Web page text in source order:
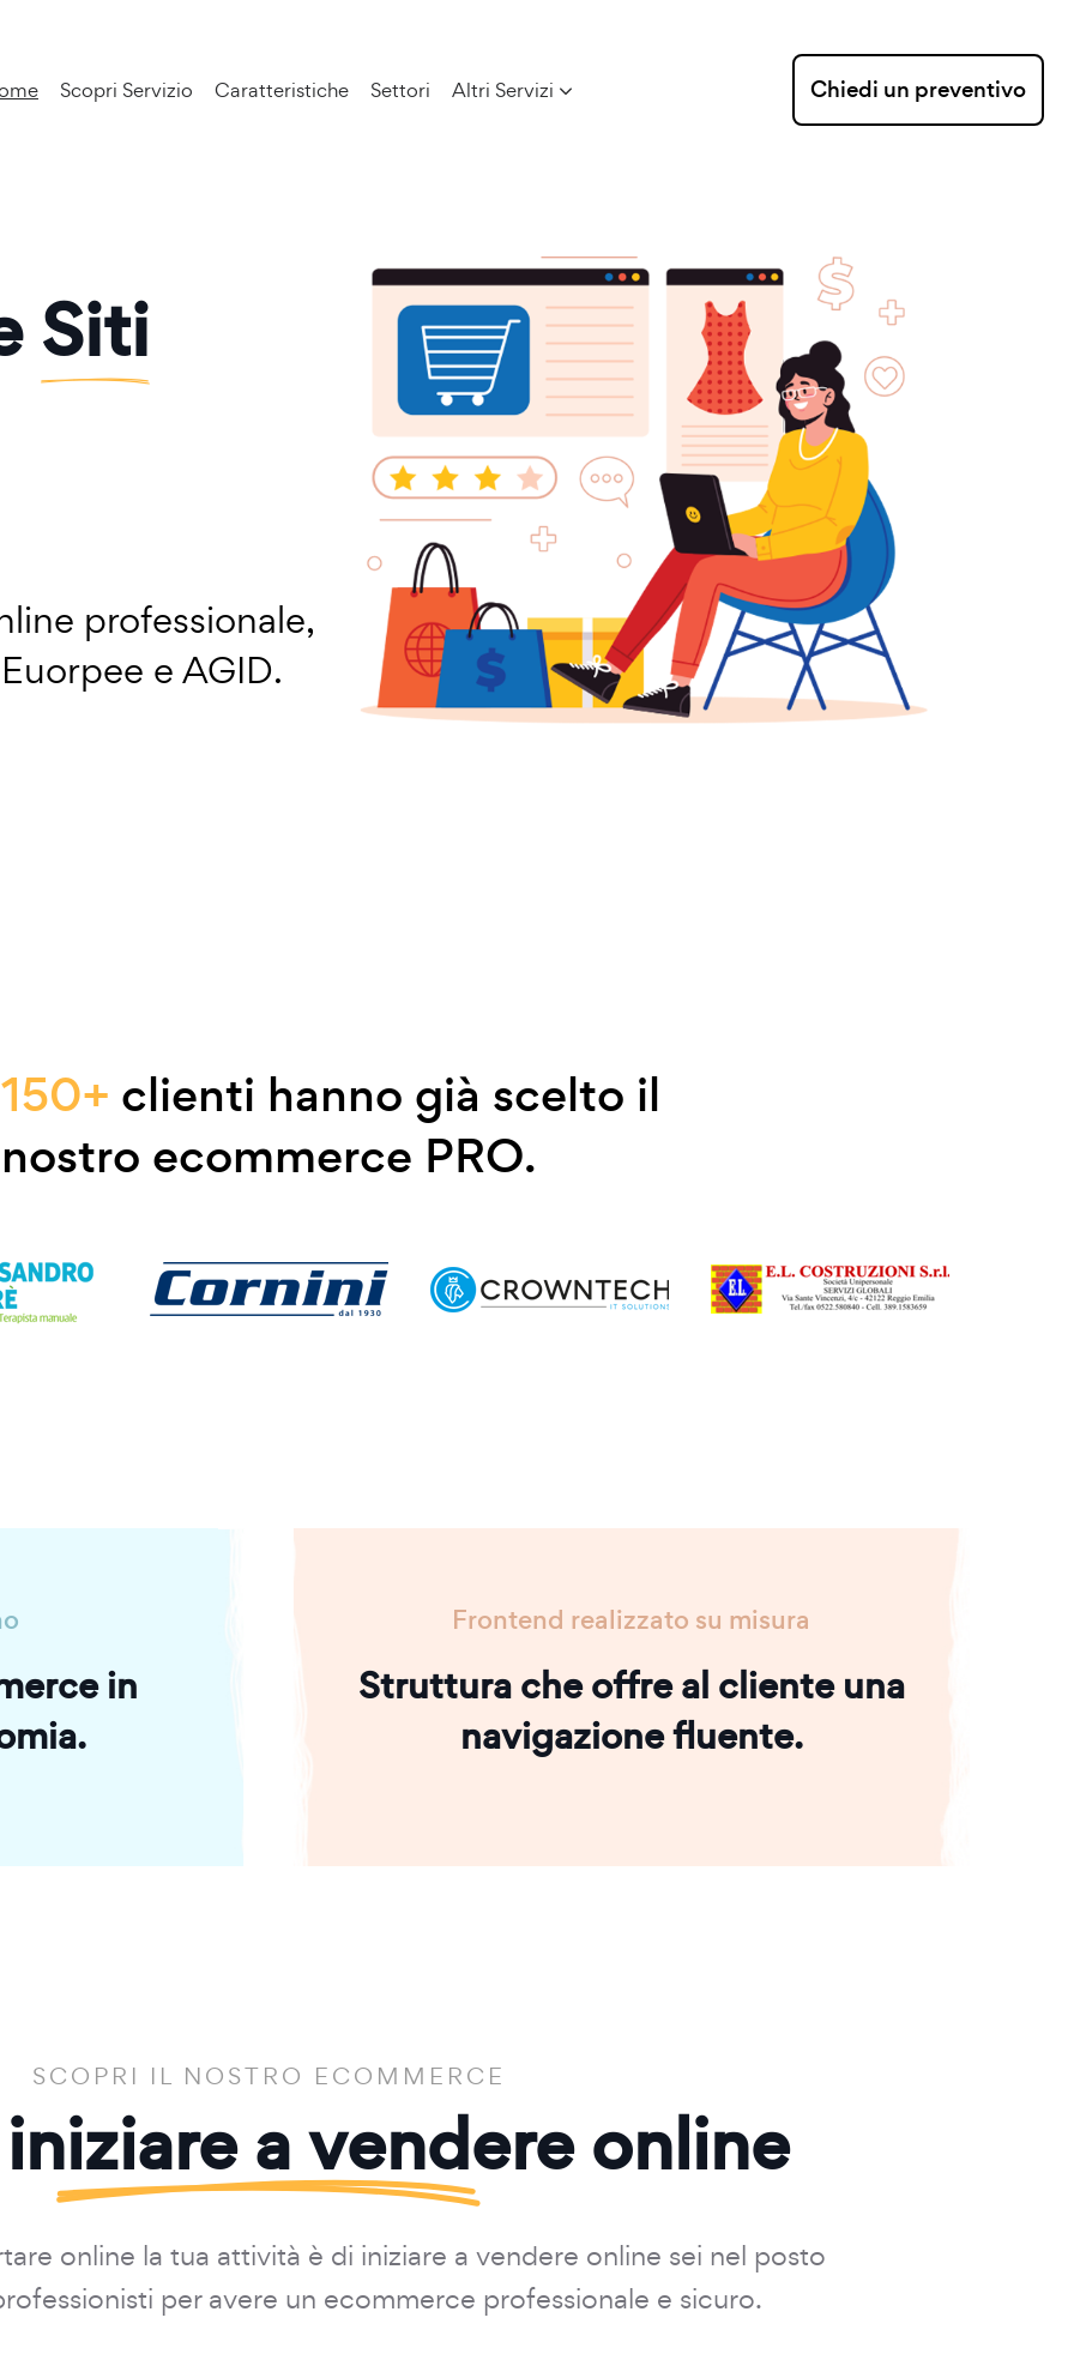
Scopri Servizio Caratteristiche Settori Altri Servizi Chiedi un preventivo
Siti
professionale,
e AGID.
150+ clienti hanno già scelto il
nostro ecommerce PRO.
in
Frontend realizzato su misura
Struttura che offre al cliente una
navigazione fluente.
SCOPRI IL NOSTRO ECOMMERCE
a vendere online
online la tua attività è di iniziare a vendere online sei nel posto
per avere un ecommerce professionale e sicuro.